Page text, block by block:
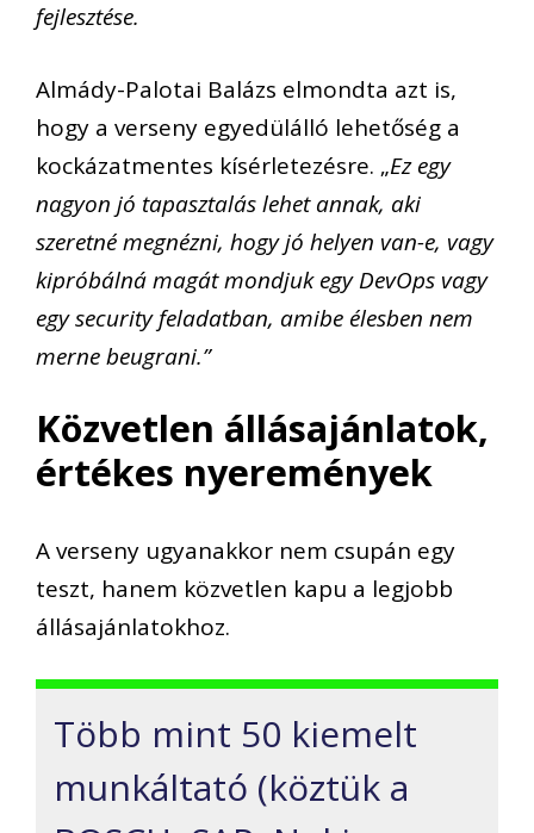
fejlesztése.
Almády-Palotai Balázs elmondta azt is,
hogy a verseny egyedülálló lehetőség a
kockázatmentes kísérletezésre. „Ez egy
nagyon jó tapasztalás lehet annak, aki
szeretné megnézni, hogy jó helyen van-e, vagy
kipróbálná magát mondjuk egy DevOps vagy
egy security feladatban, amibe élesben nem
merne beugrani.”
Közvetlen állásajánlatok,
értékes nyeremények
A verseny ugyanakkor nem csupán egy
teszt, hanem közvetlen kapu a legjobb
állásajánlatokhoz.
Több mint 50 kiemelt
munkáltató (köztük a